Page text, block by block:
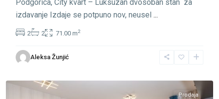
Podgorica, City kvart – Luksuzan dvosoban stan za
izdavanje Izdaje se potpuno nov, neusel ...
2 2 71.00 m2
Aleksa Žunjić
City
Kvart,
Prodaja